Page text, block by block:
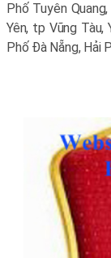
Phố Tuyên
Yên, tp Vũng Tàu,
Phố Đà Nẵng, Hải